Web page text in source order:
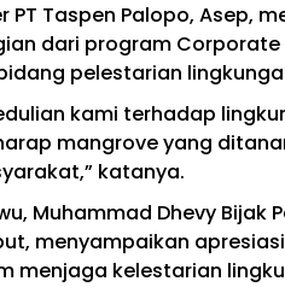
PT Taspen Palopo, Asep,
dari program Corporate
pelestarian
kami terhadap
mangrove yang
katanya.
Muhammad Dhevy
menyampaikan
menjaga kelestarian